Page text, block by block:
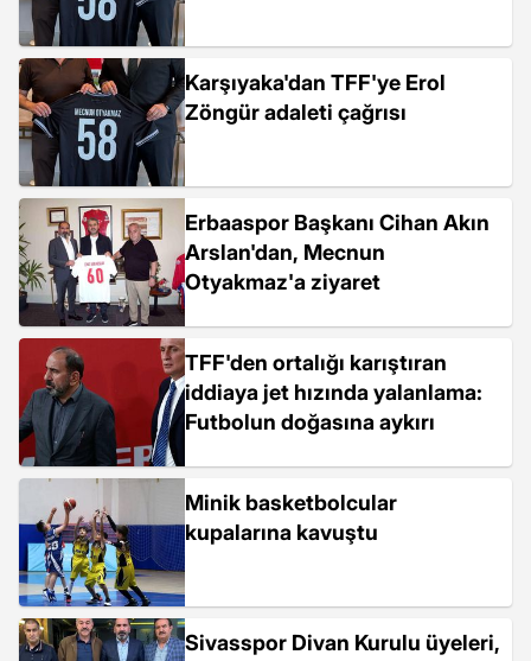
Karşıyaka'dan TFF'ye Erol
Zöngür adaleti çağrısı
Erbaaspor Başkanı Cihan Akın
Arslan'dan, Mecnun
Otyakmaz'a ziyaret
TFF'den ortalığı karıştıran
iddiaya jet hızında yalanlama:
Futbolun doğasına aykırı
Minik basketbolcular
kupalarına kavuştu
Sivasspor Divan Kurulu üyeleri,